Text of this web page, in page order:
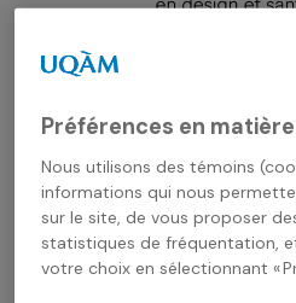
Rechercher :
English
Préférences en
Nous utilisons des témoins
informations qui nous
sur le site, de vous proposer
statistiques de fréquentation,
votre choix en sélectionnant «